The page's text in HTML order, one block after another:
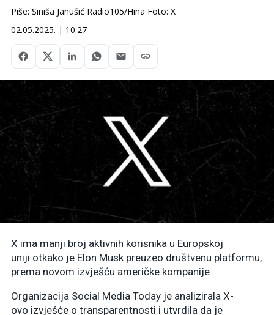
Piše: Siniša Janušić Radio105/Hina Foto: X
02.05.2025. | 10:27
X ima manji broj aktivnih korisnika u Europskoj
uniji otkako je Elon Musk preuzeo društvenu platformu,
prema novom izvješću američke kompanije.
Organizacija Social Media Today je analizirala X-
ovo izvješće o transparentnosti i utvrdila da je